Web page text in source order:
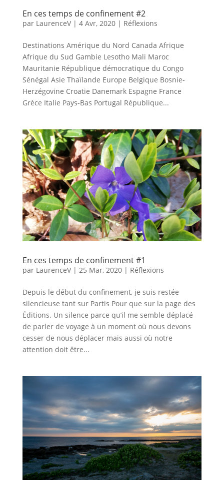
En ces temps de confinement #2
par LaurenceV| 4 Avr, 2020| Réflexions
Destinations Amérique du Nord Canada Afrique
Afrique du Sud Gambie Lesotho Mali Maroc
Mauritanie République démocratique du Congo
Sénégal Asie Thaïlande Europe Belgique Bosnie-
Herzégovine Croatie Danemark Espagne France
Grèce Italie Pays-Bas Portugal République...
En ces temps de confinement #1
par LaurenceV| 25 Mar, 2020| Réflexions
Depuis le début du confinement, je suis restée
silencieuse tant sur Partis Pour que sur la page des
Éditions. Un silence parce qu’il me semble déplacé
de parler de voyage à un moment où nous devons
cesser de nous déplacer mais aussi où notre
attention doit être...